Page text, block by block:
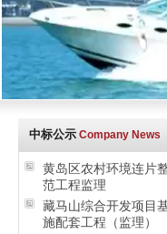
中标公示 Company News
黄岛区农村环境连片
范工程监理
藏马山综合开发项目
施配套工程（监理）